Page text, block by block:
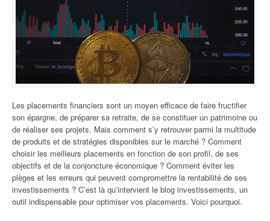
Les placements financiers sont un moyen efficace de faire fructifier
son épargne, de préparer sa retraite, de se constituer un patrimoine ou
de réaliser ses projets. Mais comment s’y retrouver parmi la multitude
de produits et de stratégies disponibles sur le marché ? Comment
choisir les meilleurs placements en fonction de son profil, de ses
objectifs et de la conjoncture économique ? Comment éviter les
pièges et les erreurs qui peuvent compromettre la rentabilité de ses
investissements ? C’est là qu’intervient le blog investissements, un
outil indispensable pour optimiser vos placements. Voici pourquoi.